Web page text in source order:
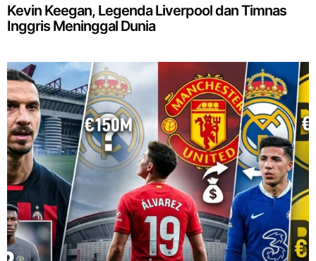
Kevin Keegan, Legenda Liverpool dan Timnas
Inggris Meninggal Dunia